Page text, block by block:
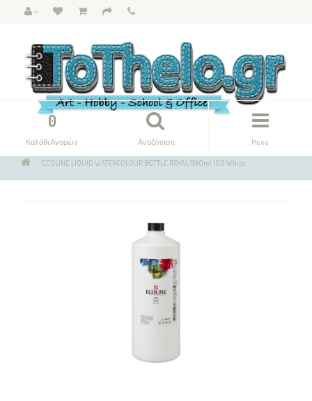
Menu
Αναζήτηση
0
Καλάθι Αγορών
ECOLINE LIQUID WATERCOLOUR BOTTLE ROYAL 990ml 100 White